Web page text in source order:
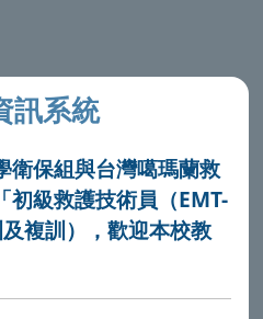
訊系統
衛保組與台灣噶瑪蘭救
初級救護技術員（EMT-
複訓），歡迎本校教